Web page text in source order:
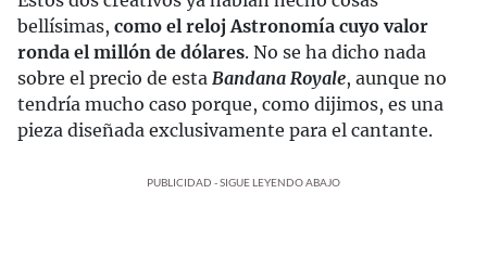
bellísimas, como el reloj Astronomía cuyo valor
ronda el millón de dólares. No se ha dicho nada
sobre el precio de esta Bandana Royale, aunque no
tendría mucho caso porque, como dijimos, es una
pieza diseñada exclusivamente para el cantante.
PUBLICIDAD - SIGUE LEYENDO ABAJO